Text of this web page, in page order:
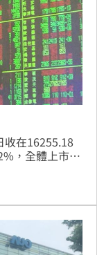
收在16255.18
，全體上市公